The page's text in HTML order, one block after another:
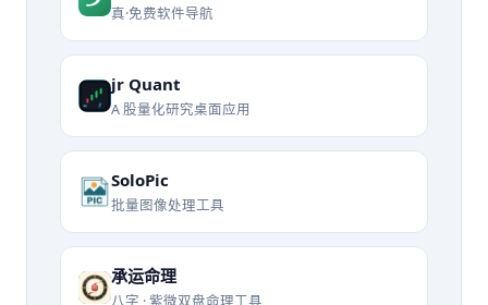
真·免费软件导航
jr Quant
A 股量化研究桌面应用
SoloPic
批量图像处理工具
承运命理
八字 · 紫微双盘命理工具